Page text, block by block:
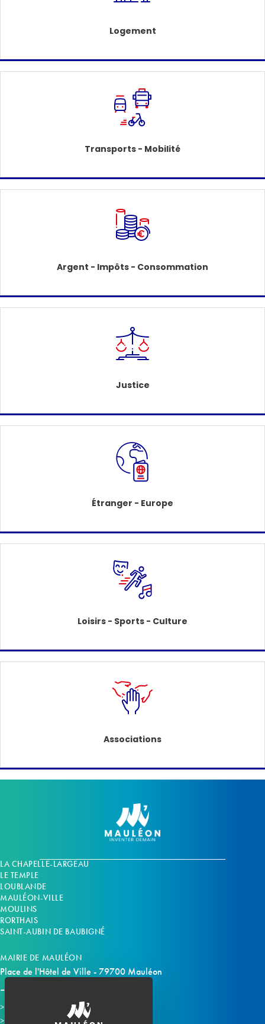
Logement
Transports - Mobilité
Argent - Impôts - Consommation
Justice
Étranger - Europe
Loisirs - Sports - Culture
Associations
LA CHAPELLE-LARGEAU
LE TEMPLE
LOUBLANDE
MAULÉON-VILLE
MOULINS
RORTHAIS
SAINT-AUBIN DE BAUBIGNÉ
MAIRIE DE MAULÉON
Place de l'Hôtel de Ville - 79700 Mauléon
Horaires d'ouverture
Contacter la mairie